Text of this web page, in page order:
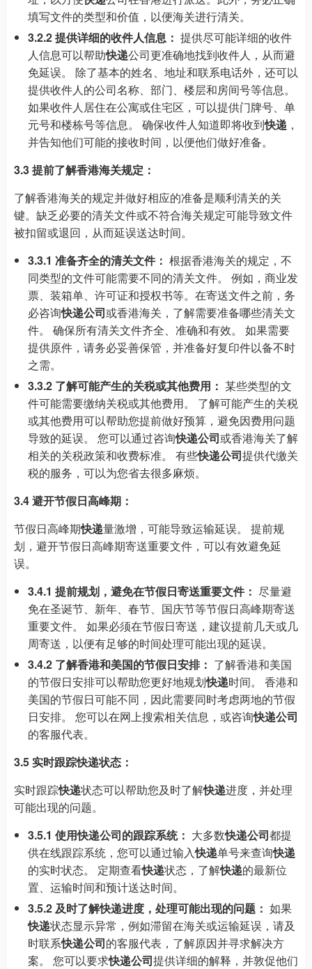
填写文件的类型和价值，以便海关进行清关。
3.2.2 提供详细的收件人信息： 提供尽可能详细的收件
人信息可以帮助快递公司更准确地找到收件人，从而避
免延误。 除了基本的姓名、地址和联系电话外，还可以
提供收件人的公司名称、部门、楼层和房间号等信息。
如果收件人居住在公寓或住宅区，可以提供门牌号、单
元号和楼栋号等信息。 确保收件人知道即将收到快递 ，
并告知他们可能的接收时间，以便他们做好准备。
3.3 提前了解香港海关规定：
了解香港海关的规定并做好相应的准备是顺利清关的关
键。缺乏必要的清关文件或不符合海关规定可能导致文件
被扣留或退回，从而延误送达时间。
3.3.1 准备齐全的清关文件： 根据香港海关的规定，不
同类型的文件可能需要不同的清关文件。 例如，商业发
票、装箱单、许可证和授权书等。在寄送文件之前，务
必咨询快递公司或香港海关，了解需要准备哪些清关文
件。 确保所有清关文件齐全、准确和有效。 如果需要
提供原件，请务必妥善保管，并准备好复印件以备不时
之需。
3.3.2 了解可能产生的关税或其他费用： 某些类型的文
件可能需要缴纳关税或其他费用。 了解可能产生的关税
或其他费用可以帮助您提前做好预算，避免因费用问题
导致的延误。 您可以通过咨询快递公司或香港海关了解
相关的关税政策和收费标准。 有些快递公司提供代缴关
税的服务，可以为您省去很多麻烦。
3.4 避开节假日高峰期：
节假日高峰期快递量激增，可能导致运输延误。 提前规
划，避开节假日高峰期寄送重要文件，可以有效避免延
误。
3.4.1 提前规划，避免在节假日寄送重要文件： 尽量避
免在圣诞节、新年、春节、国庆节等节假日高峰期寄送
重要文件。 如果必须在节假日寄送，建议提前几天或几
周寄送，以便有足够的时间处理可能出现的延误。
3.4.2 了解香港和美国的节假日安排： 了解香港和美国
的节假日安排可以帮助您更好地规划快递时间。 香港和
美国的节假日可能不同，因此需要同时考虑两地的节假
日安排。 您可以在网上搜索相关信息，或咨询快递公司
的客服代表。
3.5 实时跟踪快递状态：
实时跟踪快递状态可以帮助您及时了解快递进度，并处理
可能出现的问题。
3.5.1 使用快递公司的跟踪系统： 大多数快递公司都提
供在线跟踪系统，您可以通过输入快递单号来查询快递
的实时状态。 定期查看快递状态，了解快递的最新位
置、运输时间和预计送达时间。
3.5.2 及时了解快递进度，处理可能出现的问题： 如果
快递状态显示异常，例如滞留在海关或运输延误，请及
时联系快递公司的客服代表，了解原因并寻求解决方
案。 您可以要求快递公司提供详细的解释，并敦促他们